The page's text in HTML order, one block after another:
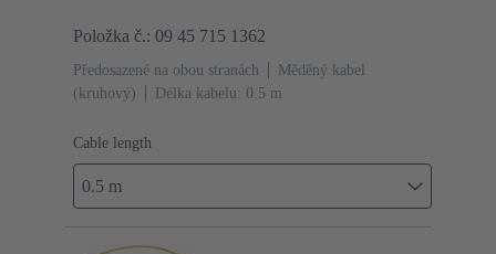
Položka č.: 09 45 715 1362
Předosazené na obou stranách
Měděný kabel
(kruhový)
Délka kabelu: 0.5 m
Cable length
0.5 m